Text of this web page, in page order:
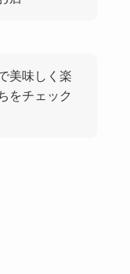
美味しく楽
をチェック